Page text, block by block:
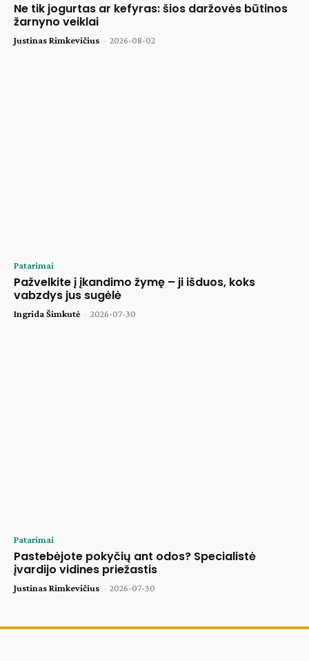
Ne tik jogurtas ar kefyras: šios daržovės būtinos
žarnyno veiklai
Justinas Rimkevičius - 2026-08-02
Patarimai
Pažvelkite į įkandimo žymę – ji išduos, koks
vabzdys jus sugėlė
Ingrida Šimkutė - 2026-07-30
Patarimai
Pastebėjote pokyčių ant odos? Specialistė
įvardijo vidines priežastis
Justinas Rimkevičius - 2026-07-30